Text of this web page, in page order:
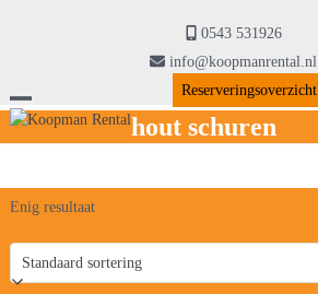
0543 531926
info@koopmanrental.nl
Reserveringsoverzicht
Open
menu
Close
menu
hout schuren
Enig resultaat